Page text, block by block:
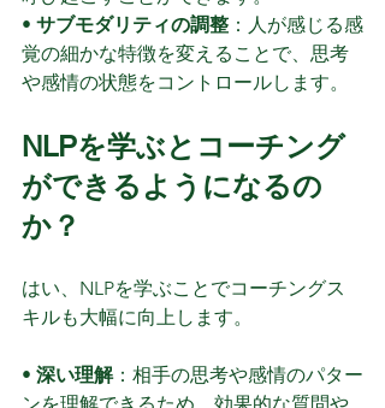
• サブモダリティの調整 ：人が感じる感
覚の細かな特徴を変えることで、思考
や感情の状態をコントロールします。
NLPを学ぶとコーチング
ができるようになるの
か？
はい、NLPを学ぶことでコーチングス
キルも大幅に向上します。
• 深い理解：相手の思考や感情のパター